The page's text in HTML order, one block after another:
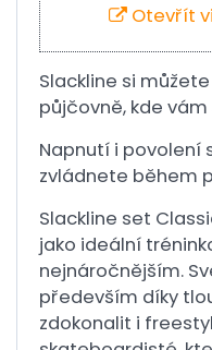
Otevřít
Slackline si
půjčovně, kde
Napnutí i povolení
zvládnete během
Slackline set
jako ideální
nejnáročnějším.
především díky
zdokonalit i